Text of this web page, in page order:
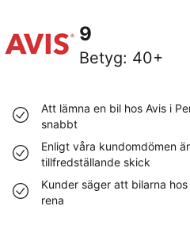
9
Betyg: 40+
Att lämna en bil hos Avis i
snabbt
Enligt våra kundomdömen
tillfredställande skick
Kunder säger att bilarna
rena